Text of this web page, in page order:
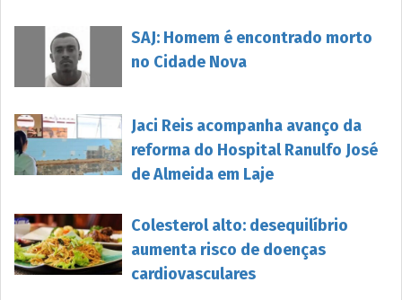
SAJ: Homem é encontrado morto
no Cidade Nova
Jaci Reis acompanha avanço da
reforma do Hospital Ranulfo José
de Almeida em Laje
Colesterol alto: desequilíbrio
aumenta risco de doenças
cardiovasculares